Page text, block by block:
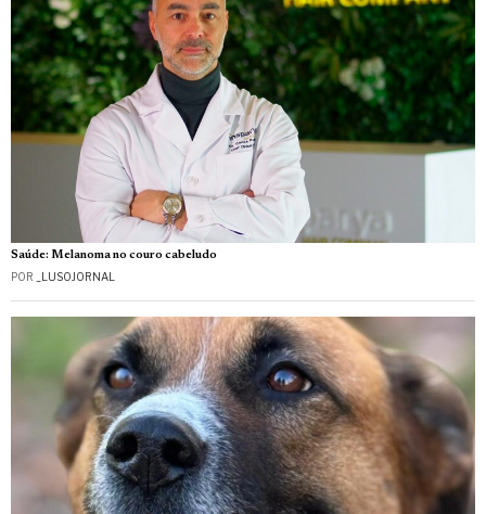
Saúde: Melanoma no couro cabeludo
POR _LUSOJORNAL